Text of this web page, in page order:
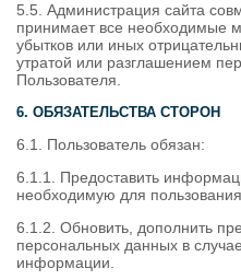
5.5. Администрация сайта
принимает все необходимые
убытков или иных
утратой или разглашением
Пользователя.
6. ОБЯЗАТЕЛЬСТВА СТОРОН
6.1. Пользователь обязан:
6.1.1. Предоставить
необходимую для
6.1.2. Обновить, дополнить
персональных данных в
информации.